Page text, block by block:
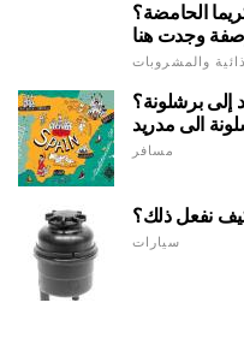
الحامضة؟
والمشروبات
إلى برشلونة؟
الى مدريد
مسافر
كيف نفعل ذلك؟
سيارات